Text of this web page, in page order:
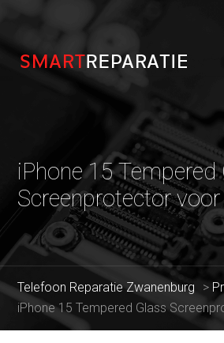
iPhone 15 Tempered
Screenprotector voor
Telefoon Reparatie Zwanenburg >
iPhone 15 Tempered Glass